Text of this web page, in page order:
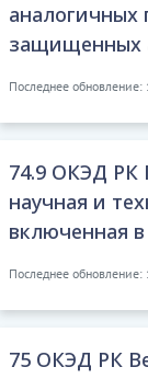
аналогичных
защищенных
Последнее
74.9 ОКЭД РК
научная и
включенная
Последнее
75 ОКЭД РК